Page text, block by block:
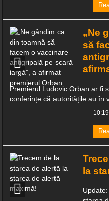
„Ne
să
Premierul Ludovic Orban ar fi
conferințe că autoritățile au în
la